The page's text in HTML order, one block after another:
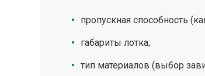
пропускная способность
габариты лотка;
тип материалов (выбор